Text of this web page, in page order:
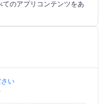
のアプリコンテンツをあ
い